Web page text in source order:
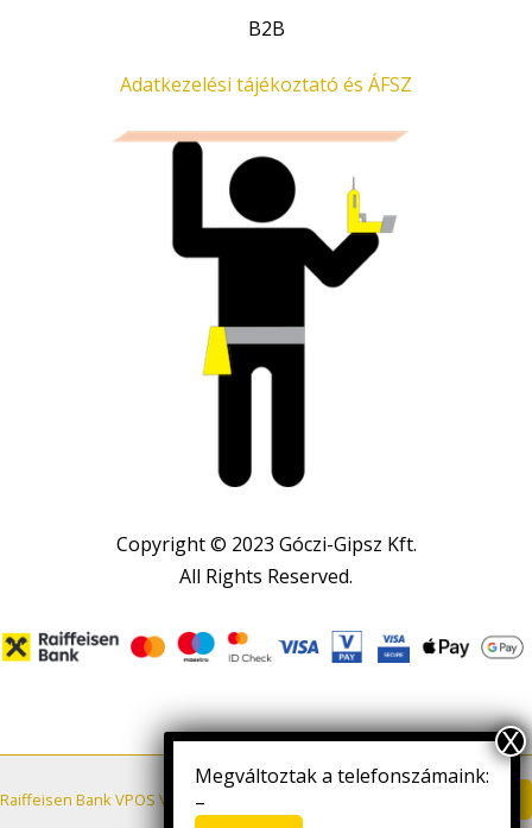
B2B
Adatkezelési tájékoztató és ÁFSZ
Copyright © 2023 Góczi-Gipsz Kft.
All Rights Reserved.
Raiffeisen Bank VPOS VÁSÁRLÓI TÁJÉKOZTATÓ
Megváltoztak a telefonszámaink:
–